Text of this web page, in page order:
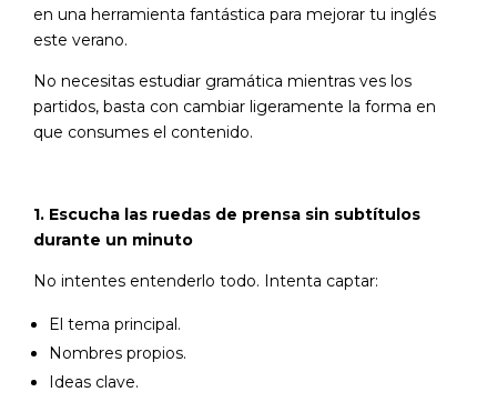
en una herramienta fantástica para mejorar tu inglés
este verano.
No necesitas estudiar gramática mientras ves los
partidos, basta con cambiar ligeramente la forma en
que consumes el contenido.
1. Escucha las ruedas de prensa sin subtítulos
durante un minuto
No intentes entenderlo todo. Intenta captar:
El tema principal.
Nombres propios.
Ideas clave.